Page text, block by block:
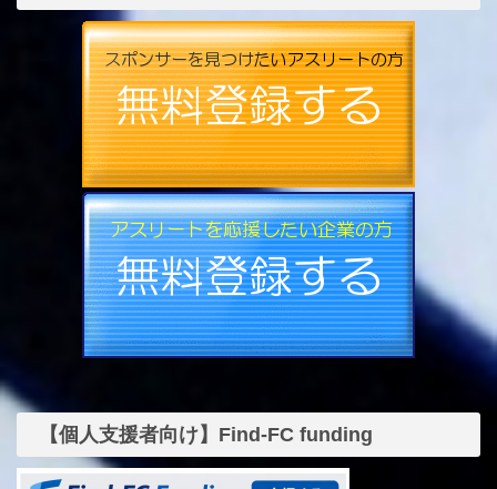
【個人支援者向け】Find-FC funding